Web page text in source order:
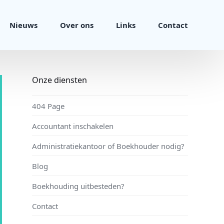
Nieuws Over ons Links Contact
Onze diensten
404 Page
Accountant inschakelen
Administratiekantoor of Boekhouder nodig?
Blog
Boekhouding uitbesteden?
Contact